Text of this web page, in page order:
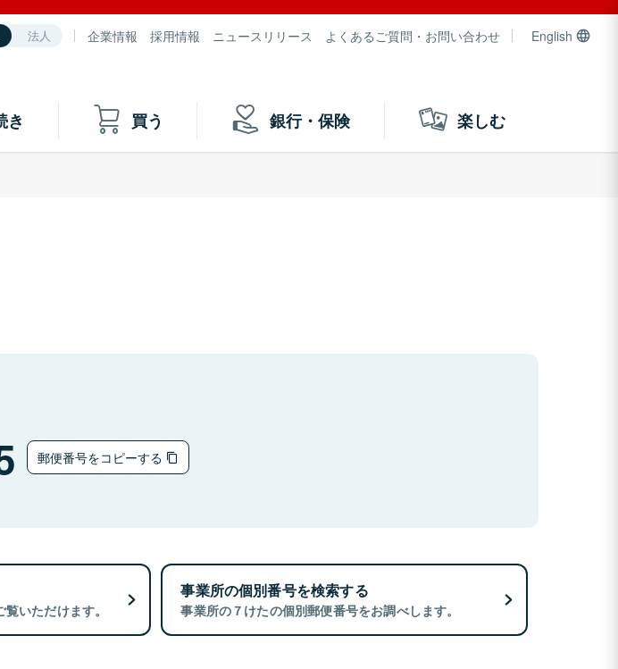
法人 企業情報 採用情報 ニュースリリース よくあるご質問・お問い合わせ English
き 買う 銀行・保険 楽しむ
郵便番号をコピーする
いただけます。
事業所の個別番号を検索する
事業所の７けたの個別郵便番号をお調べします。